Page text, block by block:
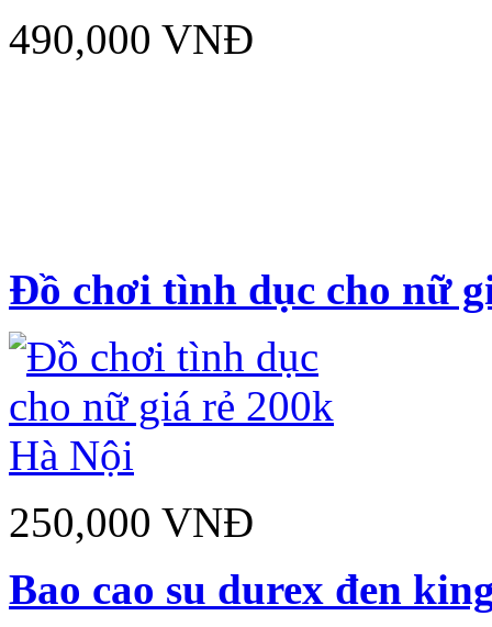
490,000 VNĐ
Đồ chơi tình dục cho nữ
250,000 VNĐ
Bao cao su durex đen